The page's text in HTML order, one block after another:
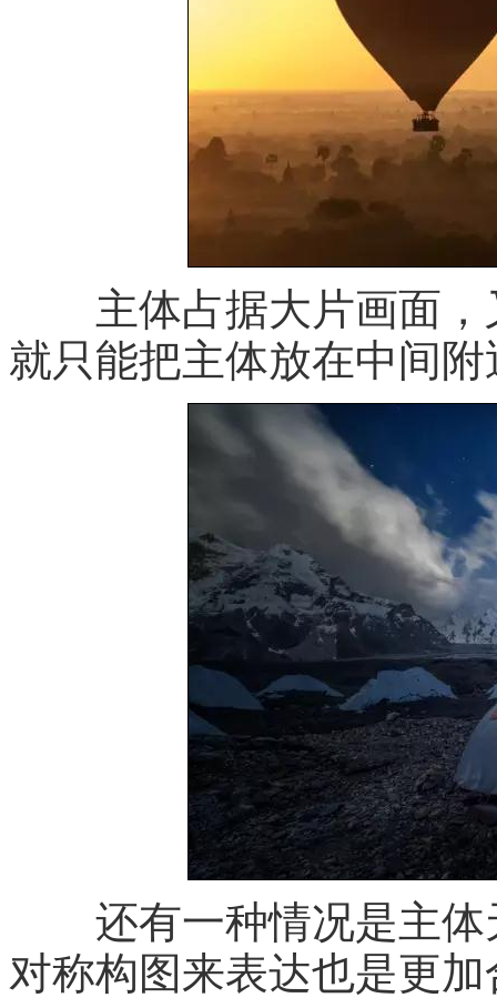
主体占据大片画面，
就只能把主体放在中间
还有一种情况是主体
对称构图来表达也是更加